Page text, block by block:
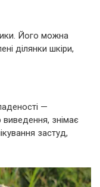
Його можна
ділянки шкіри,
—
знімає
застуд,